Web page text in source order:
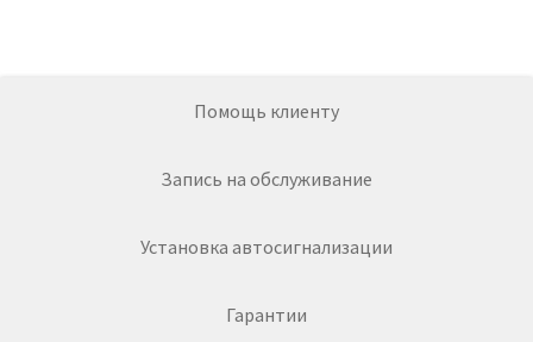
Помощь клиенту
Запись на обслуживание
Установка автосигнализации
Гарантии